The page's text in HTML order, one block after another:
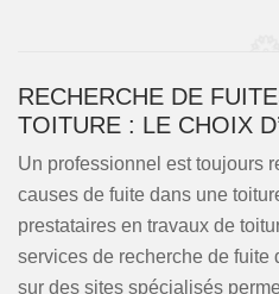
RECHERCHE DE
TOITURE : LE CHOIX
Un professionnel est toujours
causes de fuite dans une
prestataires en travaux de
services de recherche de fuite
sur des sites spécialisés